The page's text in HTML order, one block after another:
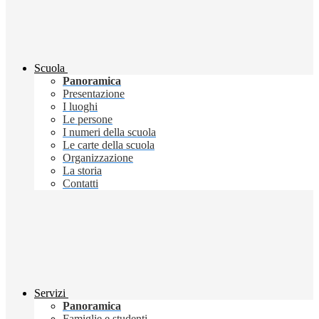
Scuola
Panoramica
Presentazione
I luoghi
Le persone
I numeri della scuola
Le carte della scuola
Organizzazione
La storia
Contatti
Servizi
Panoramica